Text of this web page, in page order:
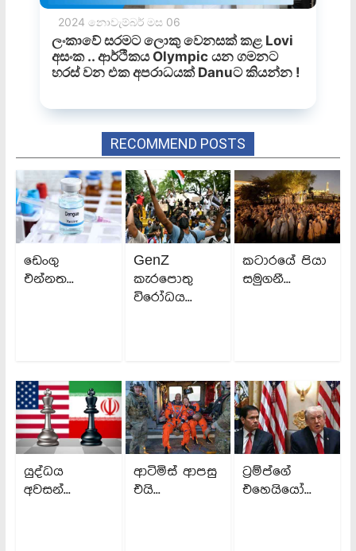
RECOMMEND POSTS
ඩෙංගු
එන්නත...
GenZ
කැරපොතු
විරෝධය...
කටාරයේ පියා
සමුගනී...
යුද්ධය
අවසන්...
ආටිමිස් ආපසු
එයි...
ට්‍රම්ප්ගේ
එහෙයියෝ...